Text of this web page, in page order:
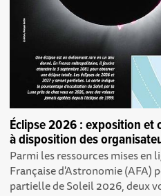
Éclipse 2026 : exposition et
à disposition des
Parmi les ressources mises en
Française d'Astronomie (AFA)
partielle de Soleil 2026, deux